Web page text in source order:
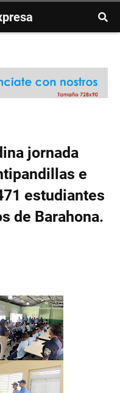
jornada
e
estudiantes
de Barahona.